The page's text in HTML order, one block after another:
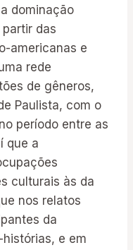
dominação
das
americanas e
rede
de gêneros,
Paulista, com o
período entre as
que a
culturais às da
nos relatos
da
e em